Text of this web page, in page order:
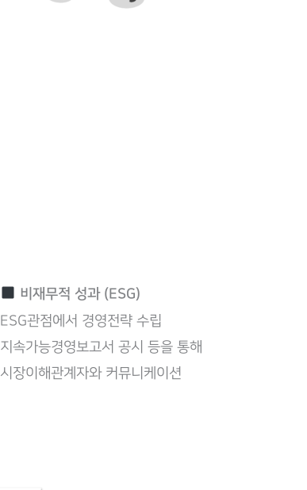
비재무적 성과 (ESG)
ESG관점에서 경영전략 수립
지속가능경영보고서 공시 등을 통해
시장이해관계자와 커뮤니케이션